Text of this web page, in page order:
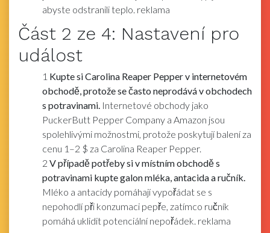
abyste odstranili teplo. reklama
Část 2 ze 4: Nastavení pro
událost
1 Kupte si Carolina Reaper Pepper v internetovém
obchodě, protože se často neprodává v obchodech
s potravinami. Internetové obchody jako
PuckerButt Pepper Company a Amazon jsou
spolehlivými možnostmi, protože poskytují balení za
cenu 1–2 $ za Carolina Reaper Pepper.
2 V případě potřeby si v místním obchodě s
potravinami kupte galon mléka, antacida a ručník.
Mléko a antacidy pomáhají vypořádat se s
nepohodlí při konzumaci pepře, zatímco ručník
pomáhá uklidit potenciální nepořádek. reklama